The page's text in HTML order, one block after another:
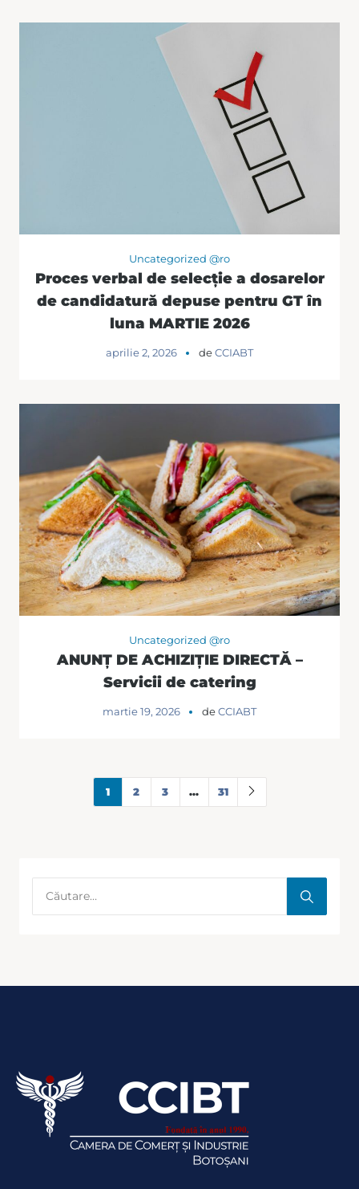
Uncategorized @ro
Proces verbal de selecție a dosarelor
de candidatură depuse pentru GT în
luna MARTIE 2026
aprilie 2, 2026 deCCIABT
Uncategorized @ro
ANUNȚ DE ACHIZIȚIE DIRECTĂ –
Servicii de catering
martie 19, 2026 deCCIABT
1 2 3 ... 31